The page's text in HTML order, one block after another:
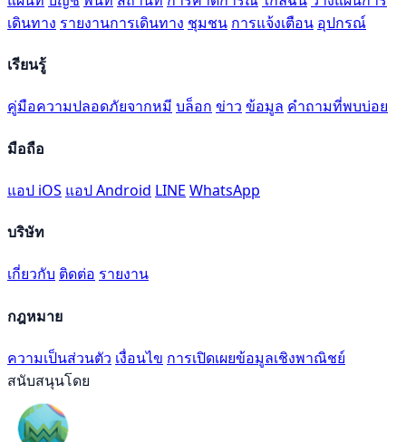
เดินทาง รายงานการเดินทาง ชุมชน การแจ้งเตือน อุปกรณ์
เรียนรู้
คู่มือความปลอดภัยจากหมี บล็อก ข่าว ข้อมูล คำถามที่พบบ่อย
มือถือ
แอป iOS แอป Android LINE WhatsApp
บริษัท
เกี่ยวกับ ติดต่อ รายงาน
กฎหมาย
ความเป็นส่วนตัว เงื่อนไข การเปิดเผยข้อมูลเชิงพาณิชย์
สนับสนุนโดย